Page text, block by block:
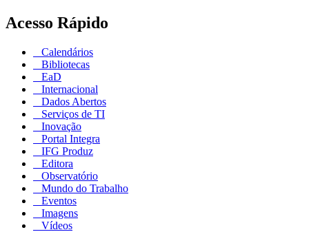
Acesso Rápido
Calendários
Bibliotecas
EaD
Internacional
Dados Abertos
Serviços de TI
Inovação
Portal Integra
IFG Produz
Editora
Observatório
Mundo do Trabalho
Eventos
Imagens
Vídeos